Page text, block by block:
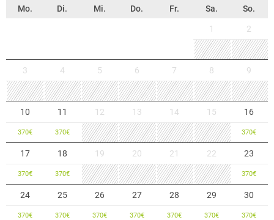
Mo. Di. Mi. Do. Fr. Sa. So.
1 2
3 4 5 6 7 8 9
10
370€
11
370€
12 13 14 15 16
370€
17
370€
18
370€
19 20 21 22 23
370€
24
370€
25
370€
26
370€
27
370€
28
370€
29
370€
30
370€